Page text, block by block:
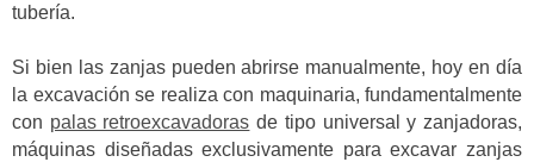
tubería.
Si bien las zanjas pueden abrirse manualmente, hoy en día
la excavación se realiza con maquinaria, fundamentalmente
con palas retroexcavadoras de tipo universal y zanjadoras,
máquinas diseñadas exclusivamente para excavar zanjas